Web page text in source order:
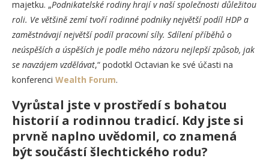
majetku. „Podnikatelské rodiny hrají v naší společnosti důležitou
roli. Ve většině zemí tvoří rodinné podniky největší podíl HDP a
zaměstnávají největší podíl pracovní síly. Sdílení příběhů o
neúspěších a úspěších je podle mého názoru nejlepší způsob, jak
se navzájem vzdělávat,“ podotkl Octavian ke své účasti na
konferenci Wealth Forum.
Vyrůstal jste v prostředí s bohatou
historií a rodinnou tradicí. Kdy jste si
prvně naplno uvědomil, co znamená
být součástí šlechtického rodu?